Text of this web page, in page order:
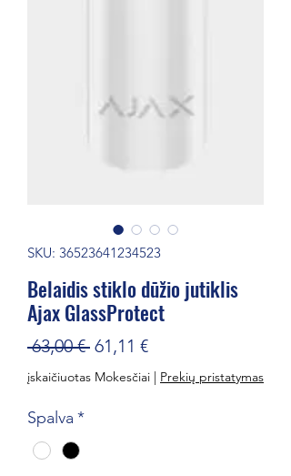
SKU: 36523641234523
Belaidis stiklo dūžio jutiklis
Ajax GlassProtect
63,00 € Įprastinė
kaina
61,11 €Pardavimo
kaina
įskaičiuotas Mokesčiai | Prekių pristatymas
Spalva *